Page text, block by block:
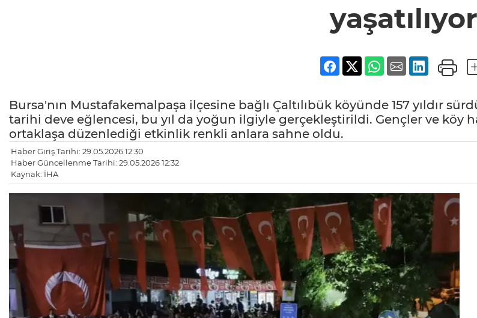
yaşatılıyor
Bursa'nın Mustafakemalpaşa ilçesine bağlı Çaltılıbük köyünde 157 yıldır
tarihi deve eğlencesi, bu yıl da yoğun ilgiyle gerçekleştirildi. Gençler ve köy
ortaklaşa düzenlediği etkinlik renkli anlara sahne oldu.
Haber Giriş Tarihi: 29.05.2026 12:30
Haber Güncellenme Tarihi: 29.05.2026 12:32
Kaynak: İHA